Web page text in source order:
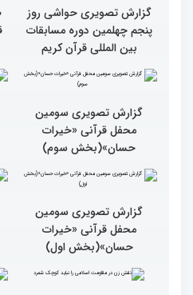
رقابت بخش برادران
چهلمین دوره مسابقات
بین‌المللی قرآن کریم(بخش
اول)
گزارش تصویری حواشی روز
پنجم چهلمین دوره مسابقات
بین المللی قرآن کریم